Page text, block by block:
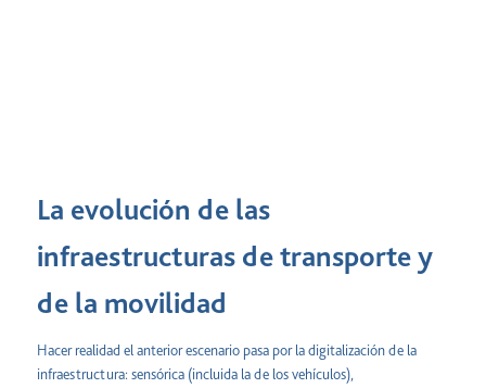
La evolución de las
infraestructuras de transporte y
de la movilidad
Hacer realidad el anterior escenario pasa por la digitalización de la
infraestructura: sensórica (incluida la de los vehículos),